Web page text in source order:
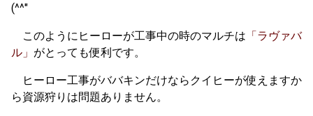
(^^"
このようにヒーローが工事中の時のマルチは 「ラヴァバ
ル」 がとっても便利です。
ヒーロー工事がババキンだけならクイヒーが使えますか
ら資源狩りは問題ありません。